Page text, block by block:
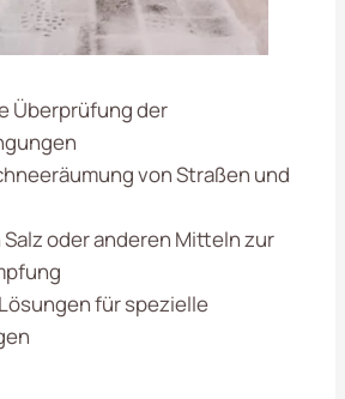
Überprüfung der
von Straßen und
oder anderen Mitteln zur
für spezielle